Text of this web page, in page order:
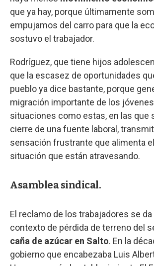
que ya hay, porque últimamente
empujamos del carro para que la
sostuvo el trabajador.
Rodríguez, que tiene hijos
que la escasez de oportunidades
pueblo ya dice bastante, porque
migración importante de los
situaciones como estas, en las que
cierre de una fuente laboral,
sensación frustrante que alimenta
situación que están atravesando.
Asamblea sindical.
El reclamo de los trabajadores se da
contexto de pérdida de terreno del
caña de azúcar en Salto. En la
gobierno que encabezaba Luis